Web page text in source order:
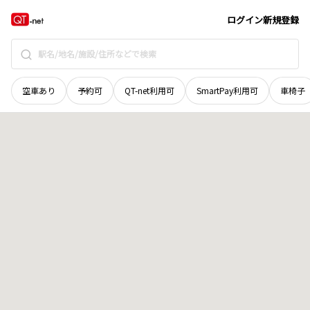
ログイン新規登録
空車あり 予約可 QT-net利用可 SmartPay利用可 車椅子
山口県